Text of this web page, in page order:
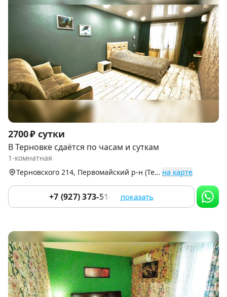
Item
1
of
9
2700 ₽ сутки
В Терновке сдаётся по часам и суткам
1-комнатная
Терновского 214, Первомайский р-н (Терновка) на карте
+7 (927) 373-51-15 показать